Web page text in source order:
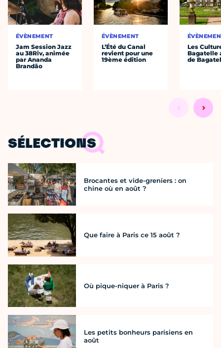
ÉVÈNEMENT
Jam Session Jazz
au 38Riv, animée
par Ananda
Brandão
ÉVÈNEMENT
L’Été du Canal
revient pour une
19ème édition
Les
Bagatelle
de
SÉLECTIONS
Brocantes et vide-greniers : on
chine où en août ?
Que faire à Paris ce 15 août ?
Où pique-niquer à Paris ?
Les petits bonheurs parisiens en
août